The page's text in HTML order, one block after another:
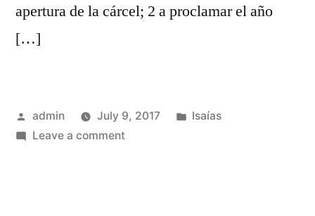
apertura de la cárcel; 2 a proclamar el año
[…]
Posted
by
admin July 9, 2017
Posted
Isaías
Leave a commenton